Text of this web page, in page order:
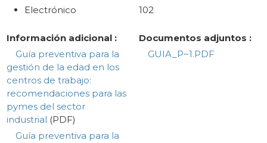
Electrónico
102
Información adicional :
Guía preventiva para la
gestión de la edad en los
centros de trabajo:
recomendaciones para las
pymes del sector
industrial (PDF)
Guía preventiva para la
Documentos adjuntos :
GUIA_P~1.PDF